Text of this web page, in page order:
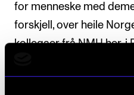
for menneske med
forskjell, over heile
kollegaer frå NMH her, i
ordføraren korleis
det vanlege